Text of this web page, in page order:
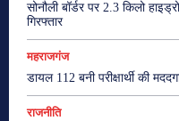
सोनौली बॉर्डर पर 2.3 किलो
गिरफ्तार
महराजगंज
डायल 112 बनी परीक्षार्थी की
राजनीति